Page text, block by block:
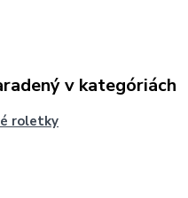
v kategóriách
roletky